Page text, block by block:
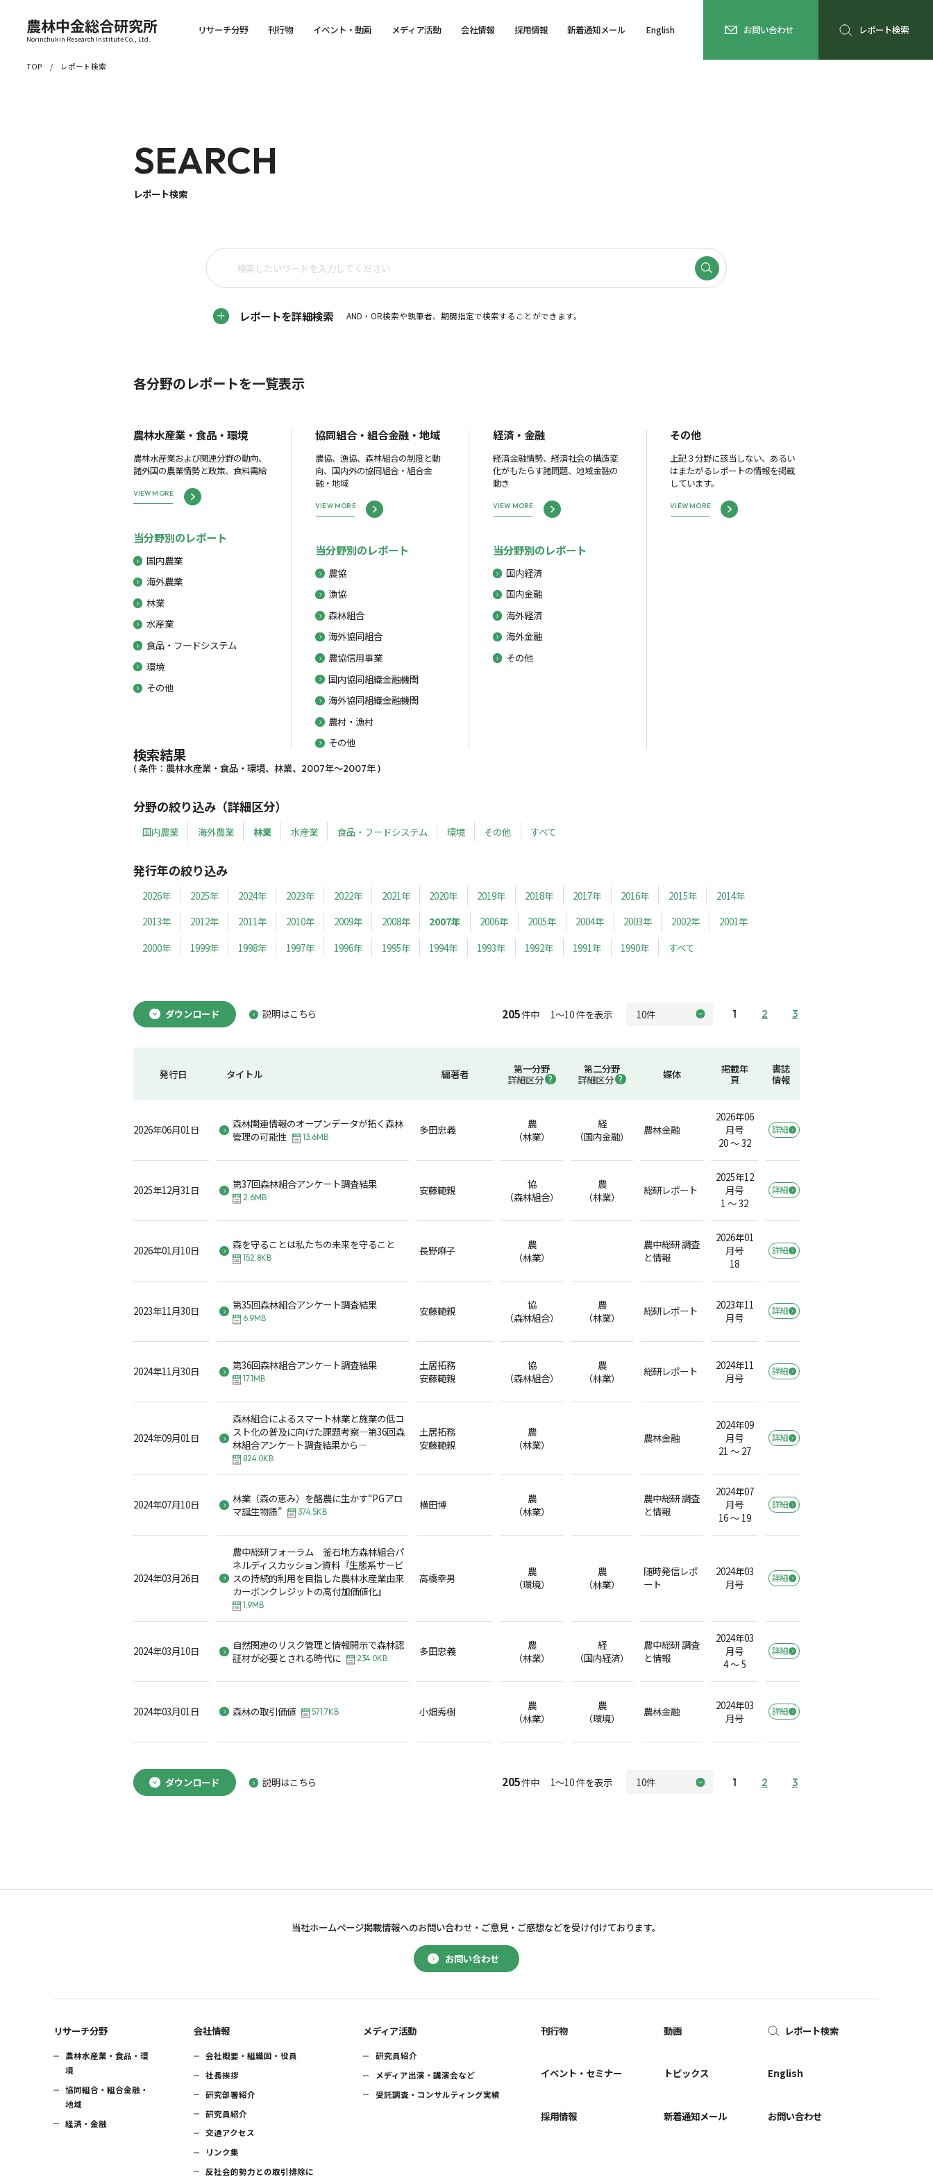
農林中金総合研究所
Norinchukin Research Institute Co., Ltd.
リサーチ分野 刊行物 イベント・動画 メディア活動 会社情報 採用情報 新着通知メール English お問い合わせ レポート検索
TOP レポート検索
SEARCH
レポート検索
レポートを詳細検索 AND・OR検索や執筆者、期間指定で検索することができます。
各分野のレポートを一覧表示
農林水産業・食品・環境
農林水産業および関連分野の動向、
諸外国の農業情勢と政策、食料需給
VIEW MORE
当分野別のレポート
国内農業
海外農業
林業
水産業
食品・フードシステム
環境
その他
協同組合・組合金融・地域
農協、漁協、森林組合の制度と動
向、国内外の協同組合・組合金
融・地域
VIEW MORE
当分野別のレポート
農協
漁協
森林組合
海外協同組合
農協信用事業
国内協同組織金融機関
海外協同組織金融機関
農村・漁村
その他
経済・金融
経済金融情勢、経済社会の構造変
化がもたらす諸問題、地域金融の
動き
VIEW MORE
当分野別のレポート
国内経済
国内金融
海外経済
海外金融
その他
その他
上記３分野に該当しない、あるい
はまたがるレポートの情報を掲載
しています。
VIEW MORE
検索結果
( 条件：農林水産業・食品・環境、林業、2007年～2007年 )
分野の絞り込み（詳細区分）
国内農業 海外農業 林業 水産業 食品・フードシステム 環境 その他 すべて
発行年の絞り込み
2026年 2025年 2024年 2023年 2022年 2021年 2020年 2019年 2018年 2017年 2016年 2015年
2014年
2013年
2012年 2011年 2010年 2009年 2008年 2007年 2006年 2005年 2004年 2003年 2002年
2001年
2000年
1999年 1998年 1997年 1996年 1995年 1994年 1993年 1992年 1991年 1990年 すべて
ダウンロード 説明はこちら 205件中 1～10 件を表示 1 2 3
発行日 タイトル 編著者
第一分野
詳細区分
第二分野
詳細区分
媒体
掲載年
頁
書誌
情報
2026年06月01日
森林関連情報のオープンデータが拓く森林
管理の可能性
13.6MB
多田忠義
農
（林業）
経
（国内金融）
農林金融
2026年06
月号
20 ～ 32
詳細
2025年12月31日 第37回森林組合アンケート調査結果
2.6MB
安藤範親
協
（森林組合）
農
（林業）
総研レポート
2025年12
月号
1 ～ 32
詳細
2026年01月10日 森を守ることは私たちの未来を守ること
152.8KB
長野麻子
農
（林業）
農中総研 調査
と情報
2026年01
月号
18
詳細
2023年11月30日 第35回森林組合アンケート調査結果
6.9MB
安藤範親
協
（森林組合）
農
（林業）
総研レポート
2023年11
月号
詳細
2024年11月30日 第36回森林組合アンケート調査結果
17.1MB
土居拓務
安藤範親
協
（森林組合）
農
（林業）
総研レポート
2024年11
月号
詳細
2024年09月01日
森林組合によるスマート林業と施業の低コ
スト化の普及に向けた課題考察―第36回森
林組合アンケート調査結果から―
824.0KB
土居拓務
安藤範親
農
（林業）
農林金融
2024年09
月号
21 ～ 27
詳細
2024年07月10日
林業（森の恵み）を酪農に生かす“PGアロ
マ誕生物語”
374.5KB
横田博
農
（林業）
農中総研 調査
と情報
2024年07
月号
16 ～ 19
詳細
2024年03月26日
農中総研フォーラム 釜石地方森林組合パ
ネルディスカッション資料『生態系サービ
スの持続的利用を目指した農林水産業由来
カーボンクレジットの高付加価値化』
1.9MB
高橋幸男
農
（環境）
農
（林業）
随時発信レポ
ート
2024年03
月号
詳細
2024年03月10日
自然関連のリスク管理と情報開示で森林認
証材が必要とされる時代に
234.0KB
多田忠義
農
（林業）
経
（国内経済）
農中総研 調査
と情報
2024年03
月号
4 ～ 5
詳細
2024年03月01日 森林の取引価値 571.7KB 小畑秀樹
農
（林業）
農
（環境）
農林金融
2024年03
月号
詳細
ダウンロード 説明はこちら 205件中 1～10 件を表示 1 2 3
お問い合わせ
当社ホームページ掲載情報へのお問い合わせ・ ご意見・ご感想などを受け付けております。
リサーチ分野
農林水産業・食品・環
境
協同組合・組合金融・
地域
経済・金融
会社情報
会社概要・組織図・役員
社長挨拶
研究部署紹介
研究員紹介
交通アクセス
リンク集
反社会的勢力との取引排除に
メディア活動
研究員紹介
メディア出演・講演会など
受託調査・コンサルティング実績
刊行物
イベント・セミナー
採用情報
動画
トピックス
新着通知メール
レポート検索
English
お問い合わせ